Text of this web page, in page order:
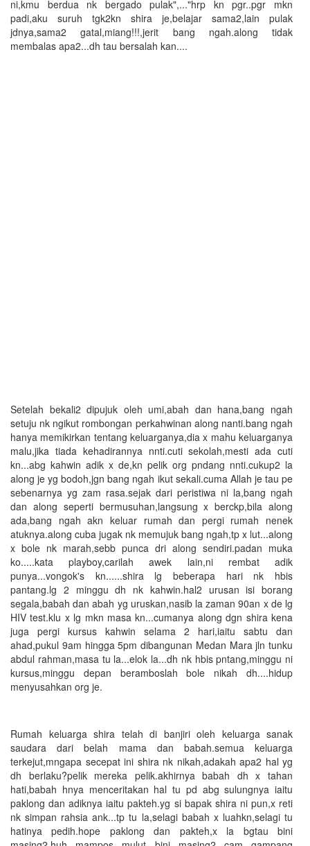
ni,kmu berdua nk bergado pulak",..."hrp kn pgr..pgr mkn
padi,aku suruh tgk2kn shira je,belajar sama2,lain pulak
jdnya,sama2 gatal,miang!!!,jerit bang ngah.along tidak
membalas apa2...dh tau bersalah kan....
Setelah bekali2 dipujuk oleh umi,abah dan hana,bang ngah
setuju nk ngikut rombongan perkahwinan along nanti.bang ngah
hanya memikirkan tentang keluarganya,dia x mahu keluarganya
malu,jika tiada kehadirannya nnti.cuti sekolah,mesti ada cuti
kn...abg kahwin adik x de,kn pelik org pndang nnti.cukup2 la
along je yg bodoh,jgn bang ngah ikut sekali.cuma Allah je tau pe
sebenarnya yg zam rasa.sejak dari peristiwa ni la,bang ngah
dan along seperti bermusuhan,langsung x berckp,bila along
ada,bang ngah akn keluar rumah dan pergi rumah nenek
atuknya.along cuba jugak nk memujuk bang ngah,tp x lut...along
x bole nk marah,sebb punca dri along sendiri.padan muka
ko.....kata playboy,carilah awek lain,ni rembat adik
punya...vongok's kn......shira lg beberapa hari nk hbis
pantang.lg 2 minggu dh nk kahwin.hal2 urusan isi borang
segala,babah dan abah yg uruskan,nasib la zaman 90an x de lg
HIV test.klu x lg mkn masa kn...cumanya along dgn shira kena
juga pergi kursus kahwin selama 2 hari,iaitu sabtu dan
ahad,pukul 9am hingga 5pm dibangunan Medan Mara jln tunku
abdul rahman,masa tu la...elok la...dh nk hbis pntang,minggu ni
kursus,minggu depan beramboslah bole nikah dh....hidup
menyusahkan org je.
Rumah keluarga shira telah di banjiri oleh keluarga sanak
saudara dari belah mama dan babah.semua keluarga
terkejut,mngapa secepat ini shira nk nikah,adakah apa2 hal yg
dh berlaku?pelik mereka pelik.akhirnya babah dh x tahan
hati,babah hnya menceritakan hal tu pd abg sulungnya iaitu
paklong dan adiknya iaitu pakteh.yg si bapak shira ni pun,x reti
nk simpan rahsia ank...tp tu la,selagi babah x luahkn,selagi tu
hatinya pedih.hope paklong dan pakteh,x la bgtau bini